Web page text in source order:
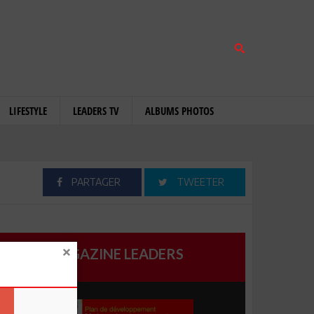
LIFESTYLE LEADERS TV ALBUMS PHOTOS
PARTAGER TWEETER
MAGAZINE LEADERS